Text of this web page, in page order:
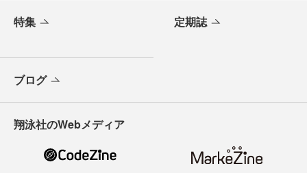
特集 定期誌
ブログ
翔泳社のWebメディア